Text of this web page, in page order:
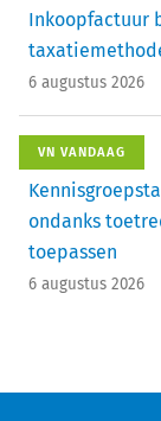
Inkoopfactuur
6 augustus 2026
VN VANDAAG
ondanks
toepassen
6 augustus 2026